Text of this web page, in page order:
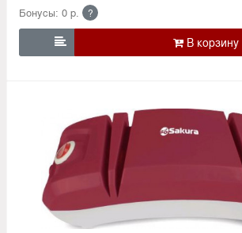
Бонусы: 0 р. ?
